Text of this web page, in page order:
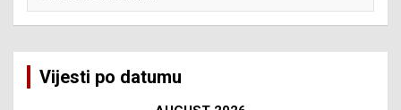
Vijesti po datumu